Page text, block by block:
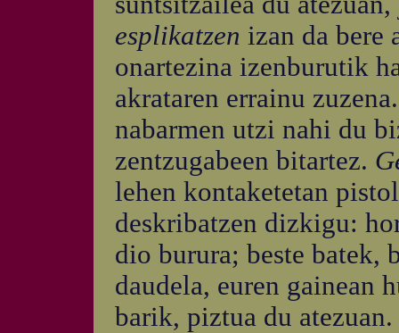
esplikatzen izan da
onartezina izenburutik
akrataren errainu
nabarmen utzi nahi du
zentzugabeen bitartez.
lehen kontaketetan
deskribatzen dizkigu:
dio burura; beste batek,
daudela, euren gainean
barik, piztua du atezuan.